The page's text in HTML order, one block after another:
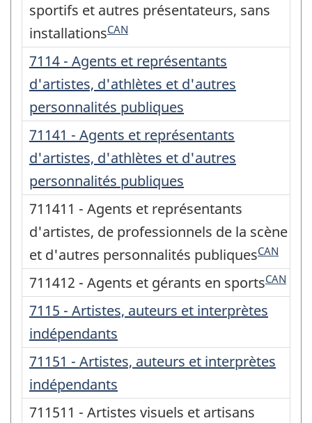
sportifs et autres présentateurs, sans
installationsCAN
7114 - Agents et représentants
d'artistes, d'athlètes et d'autres
personnalités publiques
71141 - Agents et représentants
d'artistes, d'athlètes et d'autres
personnalités publiques
711411 - Agents et représentants
d'artistes, de professionnels de la scène
et d'autres personnalités publiquesCAN
711412 - Agents et gérants en sportsCAN
7115 - Artistes, auteurs et interprètes
indépendants
71151 - Artistes, auteurs et interprètes
indépendants
711511 - Artistes visuels et artisans